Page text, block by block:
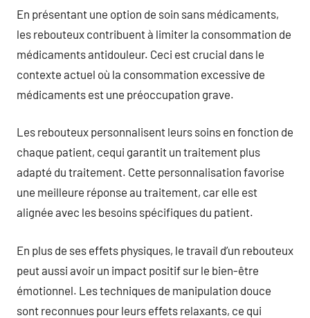
En présentant une option de soin sans médicaments,
les rebouteux contribuent à limiter la consommation de
médicaments antidouleur. Ceci est crucial dans le
contexte actuel où la consommation excessive de
médicaments est une préoccupation grave.
Les rebouteux personnalisent leurs soins en fonction de
chaque patient, cequi garantit un traitement plus
adapté du traitement. Cette personnalisation favorise
une meilleure réponse au traitement, car elle est
alignée avec les besoins spécifiques du patient.
En plus de ses effets physiques, le travail d’un rebouteux
peut aussi avoir un impact positif sur le bien-être
émotionnel. Les techniques de manipulation douce
sont reconnues pour leurs effets relaxants, ce qui